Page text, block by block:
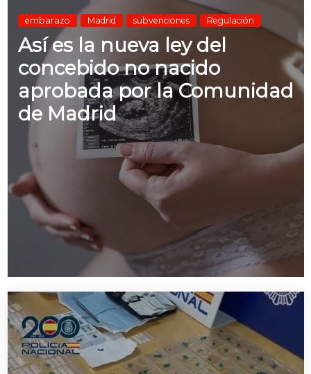
embarazo Madrid subvenciones Regulación
Así es la nueva ley del
concebido no nacido
aprobada por la Comunidad
de Madrid